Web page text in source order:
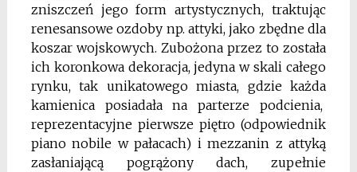
zniszczeń jego form artystycznych, traktując
renesansowe ozdoby np. attyki, jako zbędne dla
koszar wojskowych. Zubożona przez to została
ich koronkowa dekoracja, jedyna w skali całego
rynku, tak unikatowego miasta, gdzie każda
kamienica posiadała na parterze podcienia,
reprezentacyjne pierwsze piętro (odpowiednik
piano nobile w pałacach) i mezzanin z attyką
zasłaniającą pogrążony dach, zupełnie